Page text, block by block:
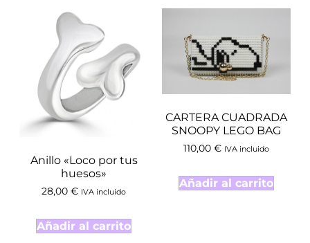
Anillo «Loco por tus
huesos»
28,00 € IVA incluido
Añadir al carrito
CARTERA CUADRADA
SNOOPY LEGO BAG
110,00 € IVA incluido
Añadir al carrito